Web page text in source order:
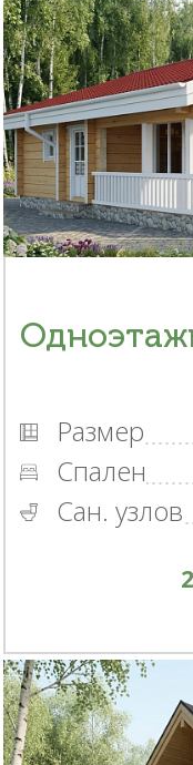
Размер
Спален
Сан. узлов